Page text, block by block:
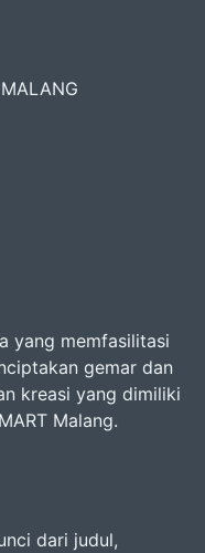
yang memfasilitasi
gemar dan
kreasi yang dimiliki
Malang.
dari judul,